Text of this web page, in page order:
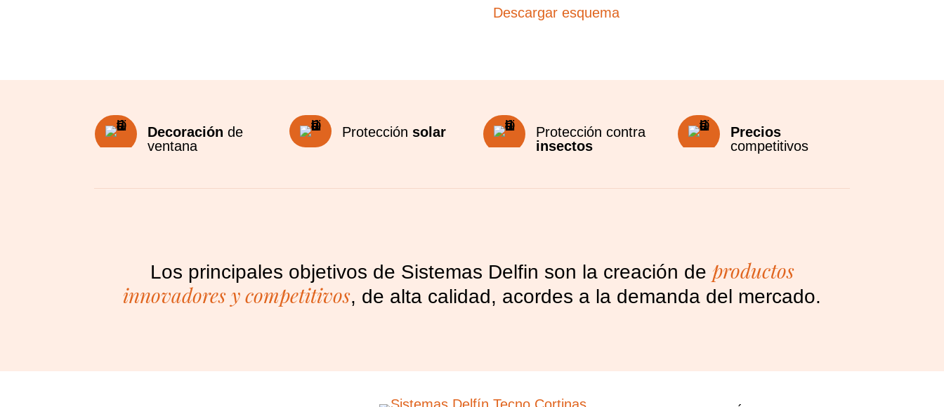
Descargar esquema
Decoración de
ventana
Protección solar
Protección contra
insectos
Precios
competitivos
Los principales objetivos de Sistemas Delfin son la creación de productos
innovadores y competitivos, de alta calidad, acordes a la demanda del mercado.